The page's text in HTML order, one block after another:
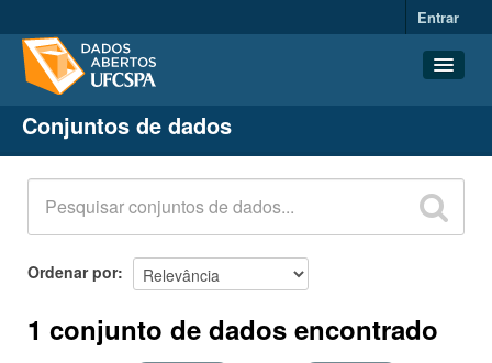
Entrar
Conjuntos de dados
Organizações
Grupos
Sobre
Conjuntos de dados
Ordenar por
1 conjunto de dados encontrado